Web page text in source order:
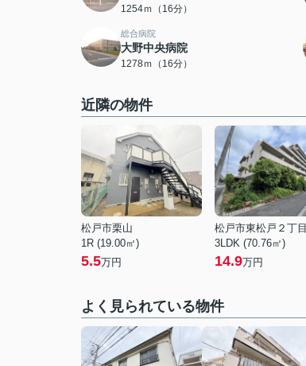
1254ｍ（16分）
総合病院
大野中央病院
1278ｍ（16分）
近隣の物件
松戸市栗山
1R (19.00㎡)
5.5万円
松戸市東松戸２丁目
3LDK (70.76㎡)
14.9万円
よく見られている物件